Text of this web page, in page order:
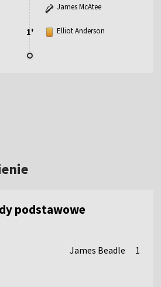
James McAtee
1' Elliot Anderson
podstawowe
James Beadle 1